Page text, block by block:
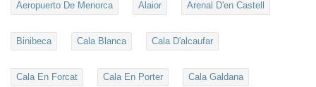
Aeropuerto De Menorca Alaior Arenal D'en Castell
Binibeca Cala Blanca Cala D'alcaufar
Cala En Forcat Cala En Porter Cala Galdana